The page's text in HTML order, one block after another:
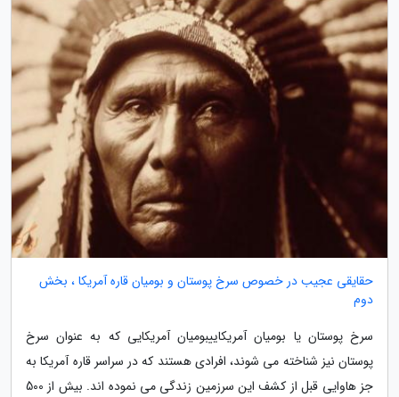
حقایقی عجیب در خصوص سرخ پوستان و بومیان قاره آمریکا ، بخش
دوم
سرخ پوستان یا بومیان آمریکاییبومیان آمریکایی که به عنوان سرخ
پوستان نیز شناخته می شوند، افرادی هستند که در سراسر قاره آمریکا به
جز هاوایی قبل از کشف این سرزمین زندگی می نموده اند. بیش از 500